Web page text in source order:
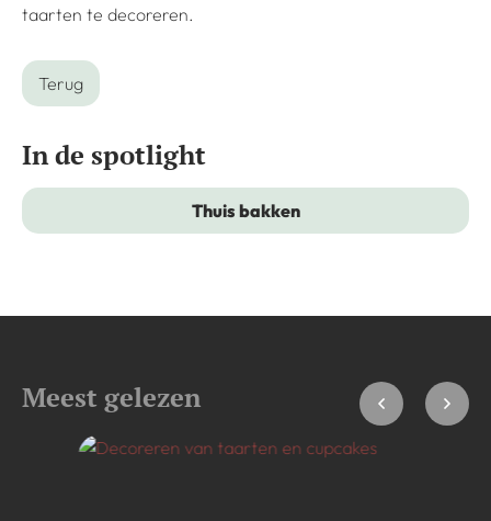
taarten te decoreren.
Terug
In de spotlight
Thuis bakken
Meest gelezen